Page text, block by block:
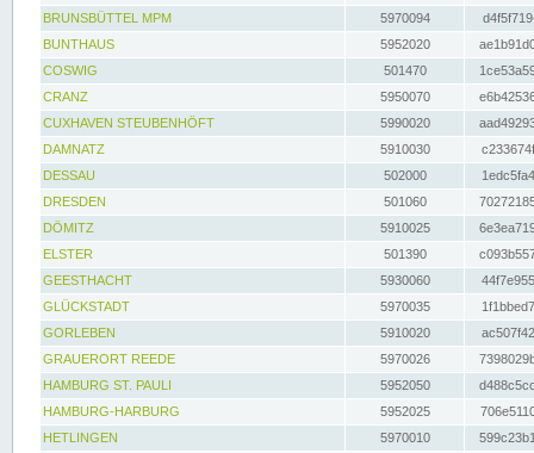
BRUNSBÜTTEL MPM
5970094
BUNTHAUS
5952020
COSWIG
501470
CRANZ
5950070
CUXHAVEN STEUBENHÖFT
5990020
DAMNATZ
5910030
DESSAU
502000
DRESDEN
501060
DÖMITZ
5910025
ELSTER
501390
GEESTHACHT
5930060
GLÜCKSTADT
5970035
GORLEBEN
5910020
GRAUERORT REEDE
5970026
HAMBURG ST. PAULI
5952050
HAMBURG-HARBURG
5952025
HETLINGEN
5970010